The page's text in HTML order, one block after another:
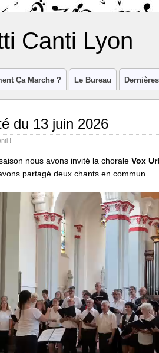
Canti Lyon
Ça Marche ? Le Bureau
du 13 juin 2026
!
nous avons invité la chorale Vox
partagé deux chants en commun.